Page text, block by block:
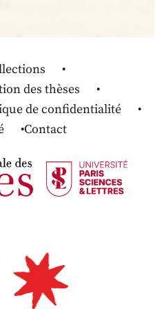
des thèses
de confidentialité
Contact